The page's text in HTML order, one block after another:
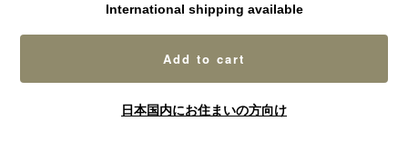
International shipping available
Add to cart
日本国内にお住まいの方向け